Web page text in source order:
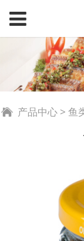
130g
产品中心 > 鱼